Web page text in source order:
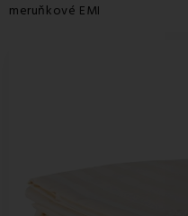
meruňkové EMI